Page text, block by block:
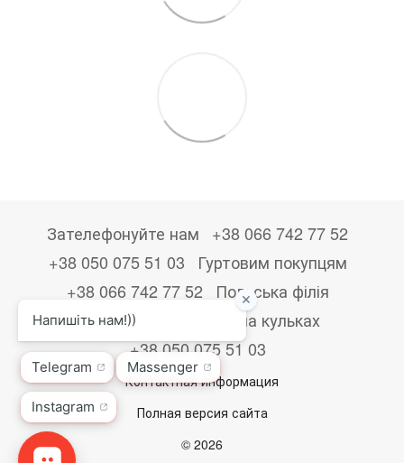
Зателефонуйте нам
+38 066 742 77 52
+38 050 075 51 03
Гуртовим покупцям
+38 066 742 77 52
Польська філія
+48533867723
Друк на кульках
+38 050 075 51 03
Контактная информация
Полная версия сайта
© 2026